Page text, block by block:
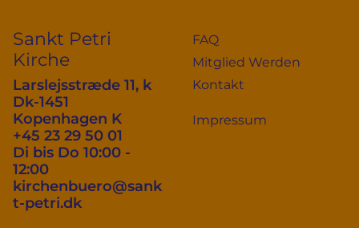
Sankt Petri
Kirche
Larslejsstræde 11, k
Dk-1451
Kopenhagen K
+45 23 29 50 01
Di bis Do 10:00 -
12:00
kirchenbuero@sank
t-petri.dk
FAQ
Mitglied Werden
Kontakt
Impressum